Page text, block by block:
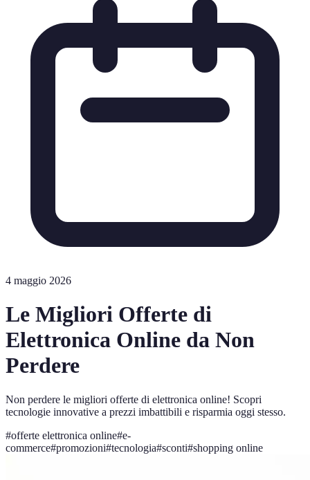
4 maggio 2026
Le Migliori Offerte di
Elettronica Online da Non
Perdere
Non perdere le migliori offerte di elettronica online! Scopri
tecnologie innovative a prezzi imbattibili e risparmia oggi stesso.
#offerte elettronica online#e-
commerce#promozioni#tecnologia#sconti#shopping online